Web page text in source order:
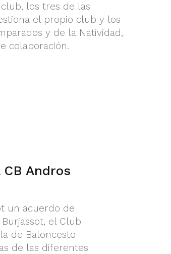
los tres de las
el propio club y los
y de la Natividad,
colaboración.
Andros
un acuerdo de
el Club
de Baloncesto
de las diferentes